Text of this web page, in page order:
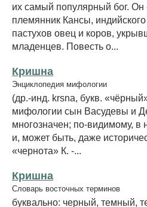
их самый популярный бог.
племянник Кансы,
пастухов овец и коров,
младенцев. Повесть о...
Кришна
Энциклопедия мифологии
(др.-инд. krsna, букв.
мифологии сын Васудевы и
многозначен; по-видимому,
и, может быть, даже
«чернота» К. -...
Кришна
Словарь восточных терминов
буквально: черный, темный,